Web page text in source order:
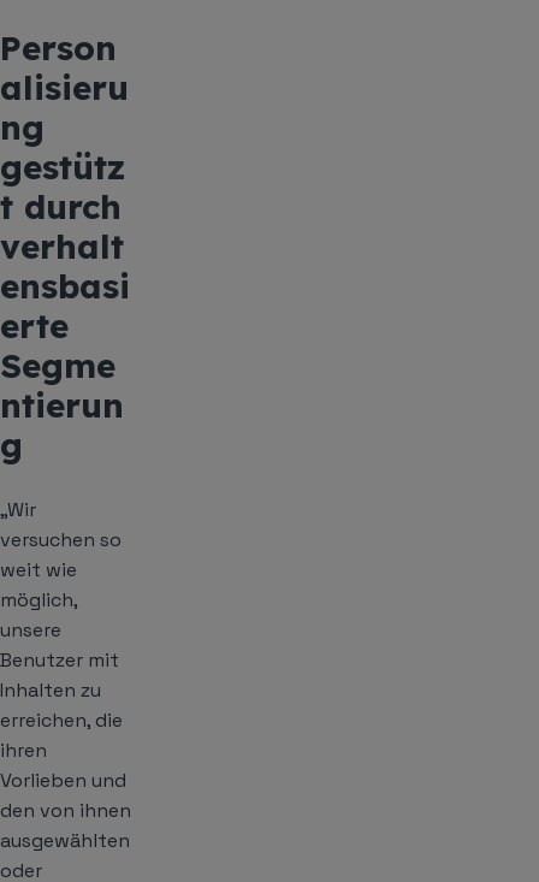
Person
alisieru
ng
gestütz
t durch
verhalt
ensbasi
erte
Segme
ntierun
g
„Wir
versuchen so
weit wie
möglich,
unsere
Benutzer mit
Inhalten zu
erreichen, die
ihren
Vorlieben und
den von ihnen
ausgewählten
oder